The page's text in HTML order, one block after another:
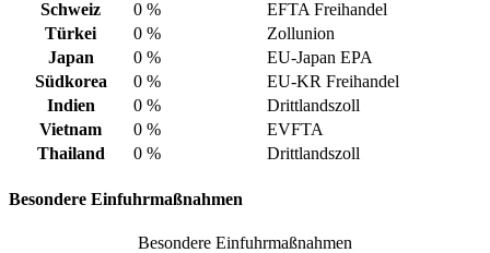
Schweiz
0 %
EFTA Freihandel
Türkei
0 %
Zollunion
Japan
0 %
EU-Japan EPA
Südkorea
0 %
EU-KR Freihandel
Indien
0 %
Drittlandszoll
Vietnam
0 %
EVFTA
Thailand
0 % Drittlandszoll
Besondere Einfuhrmaßnahmen
Besondere Einfuhrmaßnahmen